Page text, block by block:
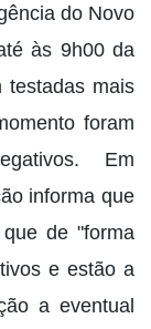
do Novo
às 9h00 da
testadas mais
foram
Em
informa que
de "forma
e estão a
a eventual